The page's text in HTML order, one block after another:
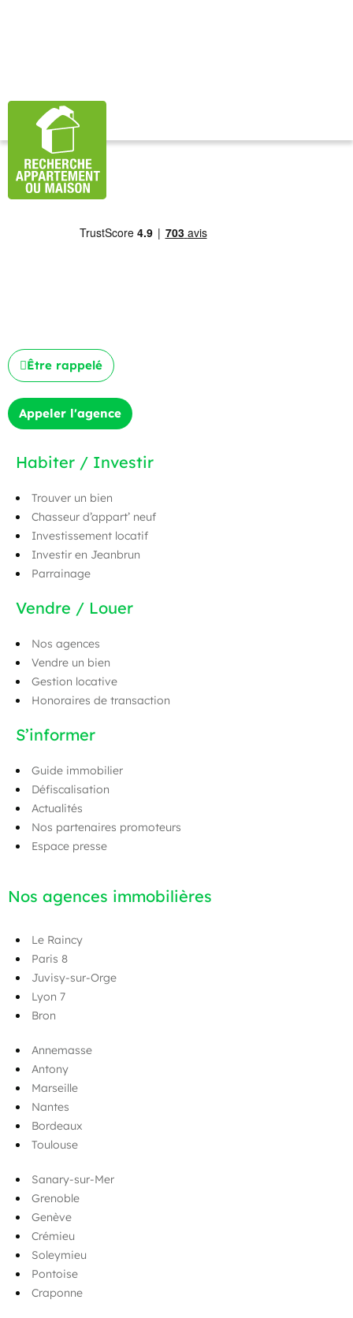
Être rappelé
Appeler l'agence
Habiter / Investir
Trouver un bien
Chasseur d’appart’ neuf
Investissement locatif
Investir en Jeanbrun
Parrainage
Vendre / Louer
Nos agences
Vendre un bien
Gestion locative
Honoraires de transaction
S’informer
Guide immobilier
Défiscalisation
Actualités
Nos partenaires promoteurs
Espace presse
Nos agences immobilières
Le Raincy
Paris 8
Juvisy-sur-Orge
Lyon 7
Bron
Annemasse
Antony
Marseille
Nantes
Bordeaux
Toulouse
Sanary-sur-Mer
Grenoble
Genève
Crémieu
Soleymieu
Pontoise
Craponne